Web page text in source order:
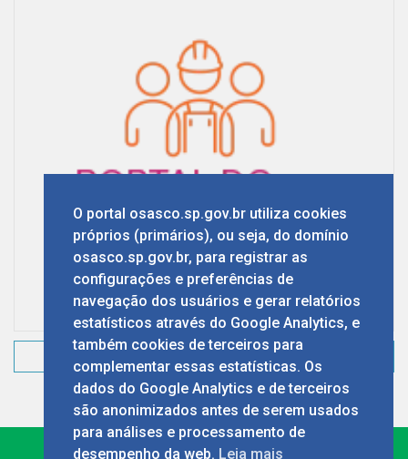
O portal osasco.sp.gov.br utiliza cookies
próprios (primários), ou seja, do domínio
osasco.sp.gov.br, para registrar as
configurações e preferências de
navegação dos usuários e gerar relatórios
estatísticos através do Google Analytics, e
também cookies de terceiros para
complementar essas estatísticas. Os
dados do Google Analytics e de terceiros
são anonimizados antes de serem usados
para análises e processamento de
desempenho da web. Leia mais